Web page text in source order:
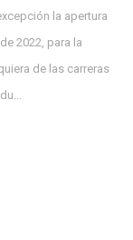
la apertura
2022, para la
de las carreras